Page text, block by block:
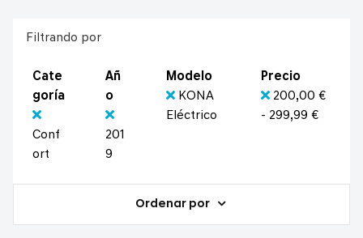
Filtrando por
Cate
goría
Conf
ort
Añ
o
201
9
Modelo
KONA
Eléctrico
Precio
200,00 €
- 299,99 €
Ordenar por